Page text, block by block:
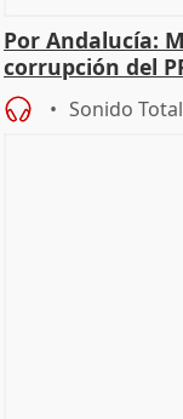
Por Andalucía:
corrupción del
Parlamento"
Sonido